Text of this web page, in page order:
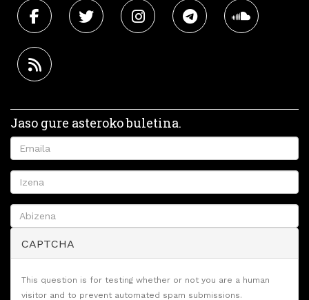
Jaso gure asteroko buletina.
CAPTCHA
This question is for testing whether or not you are a human
visitor and to prevent automated spam submissions.